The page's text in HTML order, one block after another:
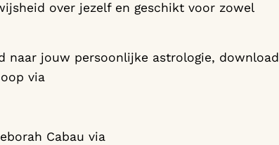
over jezelf en geschikt voor zowel
naar jouw persoonlijke astrologie, download
via
Cabau via